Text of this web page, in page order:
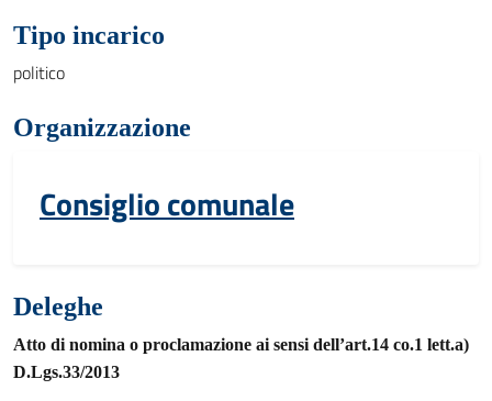
Tipo incarico
politico
Organizzazione
Consiglio comunale
Deleghe
Atto di nomina o proclamazione ai sensi dell’art.14 co.1 lett.a)
D.Lgs.33/2013